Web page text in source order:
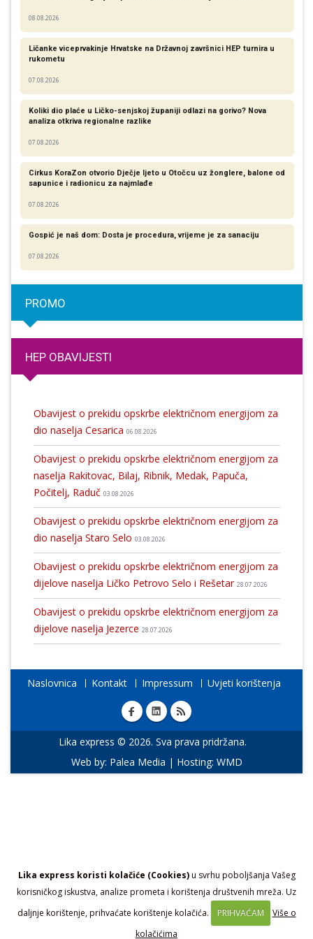
Lika express koristi kolačiće (Cookies)u svrhu poboljšanja Vašeg
korisničkog iskustva, analize prometa i korištenja društvenih mreža. Uz
daljnje korištenje, prihvaćate korištenje kolačića.
PRIHVAĆAM
Više o
kolačićima
08.08.2026
Ličanke viceprvakinje Hrvatske na Državnoj završnici HEP turnira u
rukometu
07.08.2026
Koliki dio plaće u Ličko-senjskoj županiji odlazi na gorivo? Nova
analiza otkriva regionalne razlike​
07.08.2026
Cirkus KoraZon otvorio Dječje ljeto u Otočcu uz žonglere, balone od
sapunice i radionicu za najmlađe
07.08.2026
Gospić je naš dom: Dosta je procedura, vrijeme je za sanaciju
07.08.2026
PROMO
HEP OBAVIJESTI
Obavijest o prekidu opskrbe električnom energijom za
dio naselja Cesarica 06.08.2026
Obavijest o prekidu opskrbe električnom energijom za
naselja Rakitovac, Bilaj, Ribnik, Medak, Papuča,
Počitelj, Raduč 03.08.2026
Obavijest o prekidu opskrbe električnom energijom za
dio naselja Staro Selo 03.08.2026
Obavijest o prekidu opskrbe električnom energijom za
dijelove naselja Ličko Petrovo Selo i Rešetar 28.07.2026
Obavijest o prekidu opskrbe električnom energijom za
dijelove naselja Jezerce 28.07.2026
Naslovnica Kontakt Impressum Uvjeti korištenja
Lika express © 2026. Sva prava pridržana.
Web by: Palea Media | Hosting: WMD